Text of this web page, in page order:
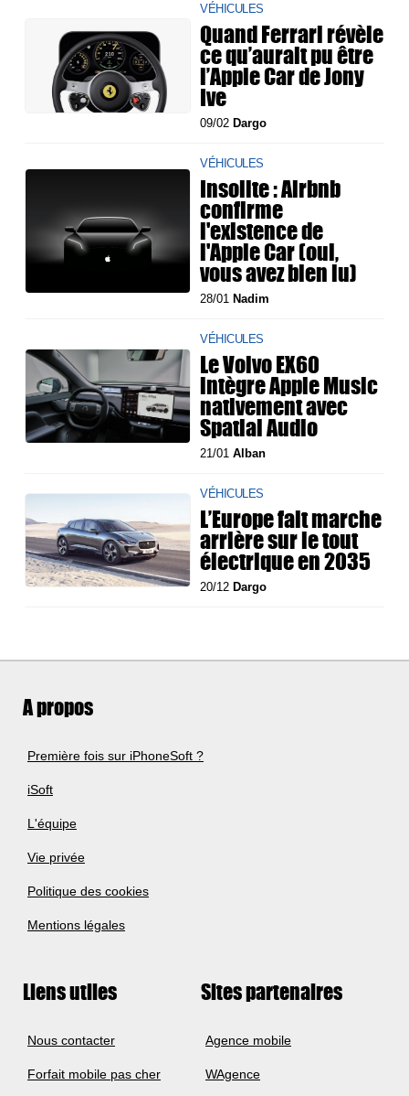
VÉHICULES
Quand Ferrari révèle
ce qu’aurait pu être
l’Apple Car de Jony
Ive
09/02 Dargo
VÉHICULES
Insolite : Airbnb
confirme
l'existence de
l'Apple Car (oui,
vous avez bien lu)
28/01 Nadim
VÉHICULES
Le Volvo EX60
intègre Apple Music
nativement avec
Spatial Audio
21/01Alban
VÉHICULES
L’Europe fait marche
arrière sur le tout
électrique en 2035
20/12 Dargo
A propos
Première fois sur iPhoneSoft ?
iSoft
L'équipe
Vie privée
Politique des cookies
Mentions légales
Liens utiles
Nous contacter
Forfait mobile pas cher
Sites partenaires
Agence mobile
WAgence